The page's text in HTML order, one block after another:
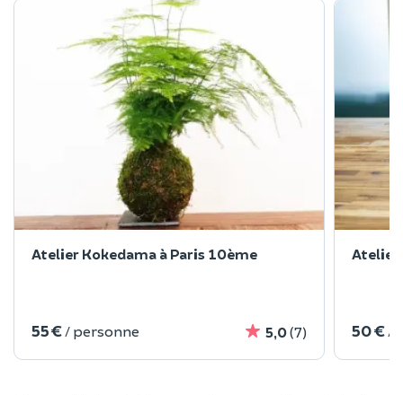
Atelier Kokedama à Paris 10ème
55 € / personne 5,0(7)
Atelier
50 € /